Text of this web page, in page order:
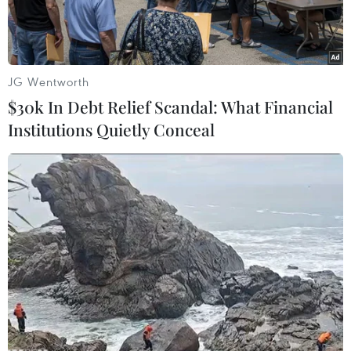
thi.
Đại biểu Trần Thị Thanh Hương. (Ảnh: CTV/Vietnam+)
Cần rà soát, đánh giá kỹ tác động của việc mở
rộng đối tượng tham gia bảo hiểm xã hội bắt
buộc là kiến nghị của một số đại biểu Quốc hội
JG Wentworth
$30k In Debt Relief Scandal: What Financial
Institutions Quietly Conceal